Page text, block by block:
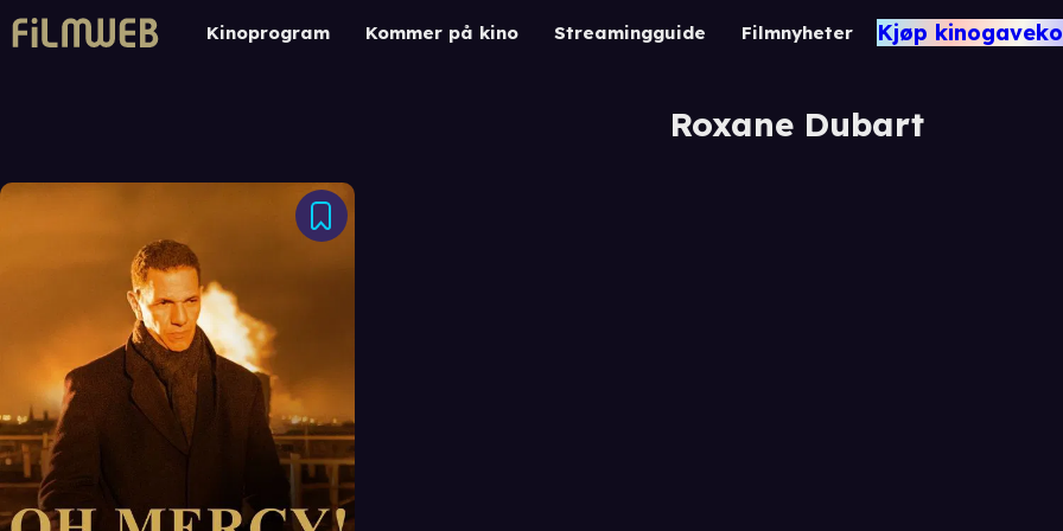
Kinoprogram Kommer på kino Streamingguide Filmnyheter Kjøp
Roxane Dubart